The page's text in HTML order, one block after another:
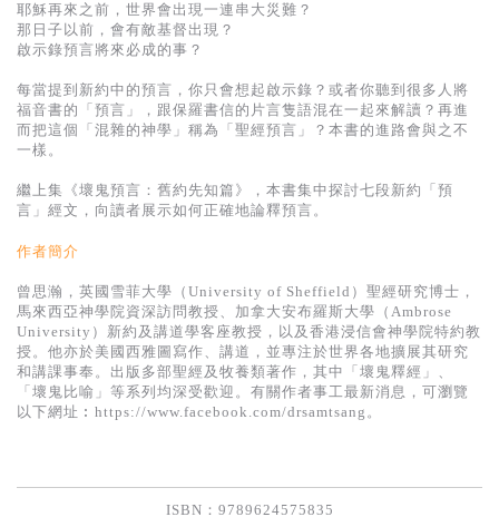
精選英文書
電子書
基道 Top 50
耶穌再來之前，世界會出現一連串大災難？
那日子以前，會有敵基督出現？
啟示錄預言將來必成的事？
每當提到新約中的預言，你只會想起啟示錄？或者你聽到很多人將
福音書的「預言」，跟保羅書信的片言隻語混在一起來解讀？再進
而把這個「混雜的神學」稱為「聖經預言」？本書的進路會與之不
一樣。
繼上集《壞鬼預言：舊約先知篇》，本書集中探討七段新約「預
言」經文，向讀者展示如何正確地論釋預言。
作者簡介
曾思瀚，英國雪菲大學（University of Sheffield）聖經研究博士，
馬來西亞神學院資深訪問教授、加拿大安布羅斯大學（Ambrose
University）新約及講道學客座教授，以及香港浸信會神學院特約教
授。他亦於美國西雅圖寫作、講道，並專注於世界各地擴展其研究
和講課事奉。出版多部聖經及牧養類著作，其中「壞鬼釋經」、
「壞鬼比喻」等系列均深受歡迎。有關作者事工最新消息，可瀏覽
以下網址︰https://www.facebook.com/drsamtsang。
ISBN：9789624575835